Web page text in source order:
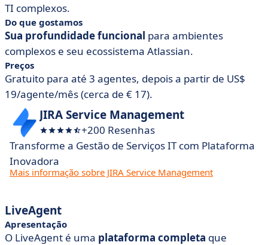
TI complexos.
Do que gostamos
Sua profundidade funcional para ambientes
complexos e seu ecossistema Atlassian.
Preços
Gratuito para até 3 agentes, depois a partir de US$
19/agente/mês (cerca de € 17).
JIRA Service Management
+200 Resenhas
Transforme a Gestão de Serviços IT com Plataforma
Inovadora
Mais informação sobre JIRA Service Management
LiveAgent
Apresentação
O LiveAgent é uma plataforma completa que